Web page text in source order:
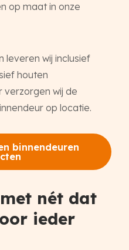
op maat in onze
leveren wij inclusief
houten
verzorgen wij de
op locatie.
binnendeuren
nét dat
ieder